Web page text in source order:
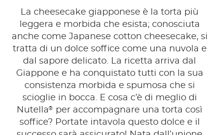
La cheesecake giapponese è la torta più
leggera e morbida che esista; conosciuta
anche come Japanese cotton cheesecake, si
tratta di un dolce soffice come una nuvola e
dal sapore delicato. La ricetta arriva dal
Giappone e ha conquistato tutti con la sua
consistenza morbida e spumosa che si
scioglie in bocca. E cosa c’è di meglio di
Nutella®
per accompagnare una torta così
soffice? Portate intavola questo dolce e il